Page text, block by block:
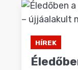
HÍREK